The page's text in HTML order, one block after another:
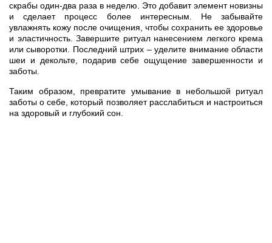
скрабы один-два раза в неделю. Это добавит элемент новизны
и сделает процесс более интересным. Не забывайте
увлажнять кожу после очищения, чтобы сохранить ее здоровье
и эластичность. Завершите ритуал нанесением легкого крема
или сыворотки. Последний штрих – уделите внимание области
шеи и декольте, подарив себе ощущение завершенности и
заботы.
Таким образом, превратите умывание в небольшой ритуал
заботы о себе, который позволяет расслабиться и настроиться
на здоровый и глубокий сон.